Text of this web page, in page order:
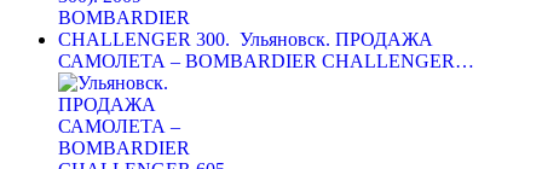
Ульяновск. ПРОДАЖА
САМОЛЕТА – BOMBARDIER CHALLENGER…